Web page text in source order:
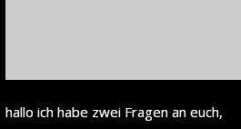
hallo ich habe zwei Fragen an euch,